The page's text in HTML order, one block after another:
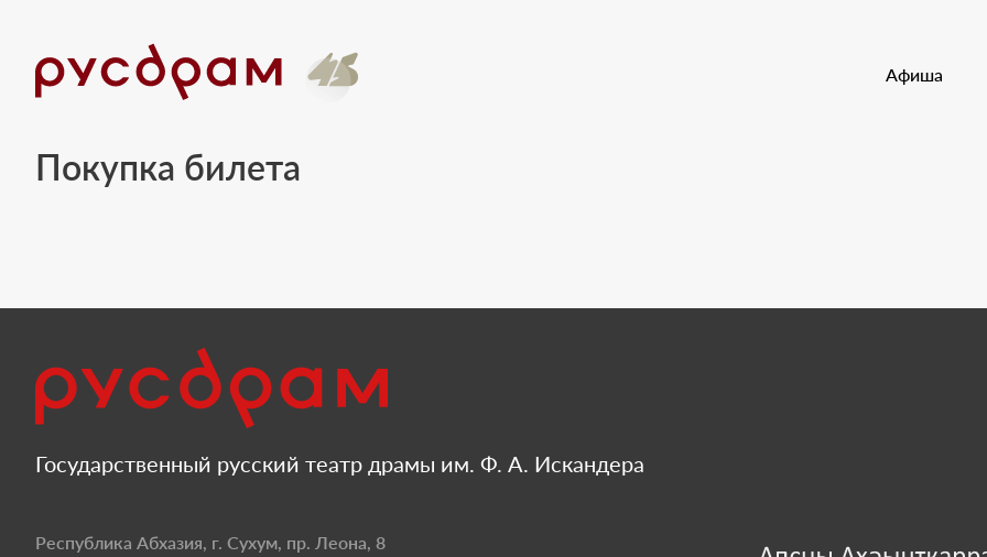
Афиша
Документы
Покупка билета
Государственный русский театр драмы им. Ф. А. Искандера
Республика Абхазия, г. Сухум, пр. Леона, 8